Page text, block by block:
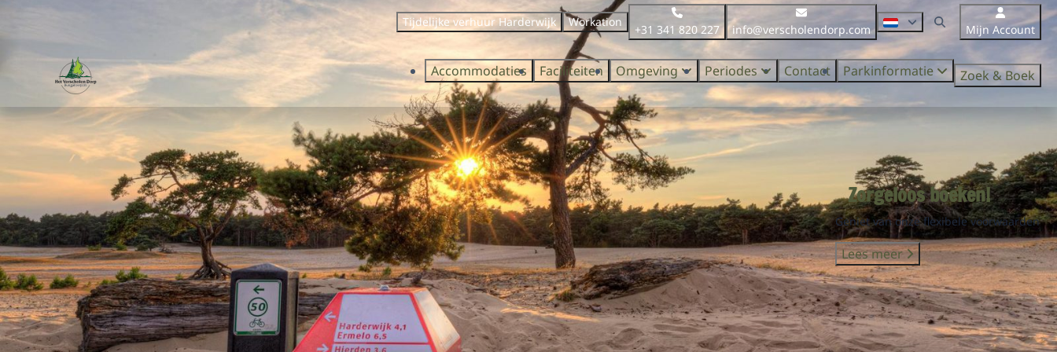
Tijdelijke verhuur Harderwijk Workation
+31 341 820 227 info@verscholendorp.com Mijn Account
Accommodaties Faciliteiten Omgeving Periodes Contact Parkinformatie Zoek & Boek
Zorgeloos boeken!
Geniet van onze flexibele voorwaarden
Lees meer